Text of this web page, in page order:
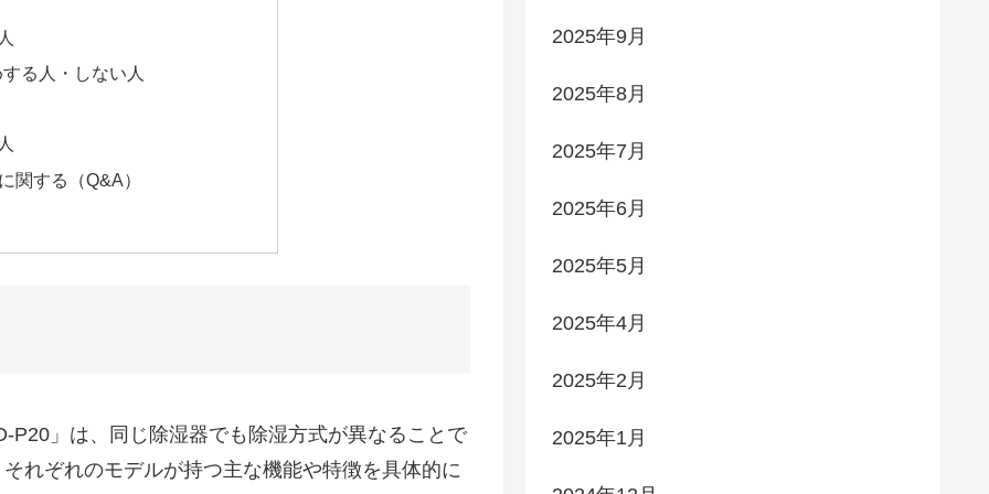
る人・しない人
関する（Q&A）
P20」は、同じ除湿器でも除湿方式が異なることで
れぞれのモデルが持つ主な機能や特徴を具体的に
2025年9月
2025年8月
2025年7月
2025年6月
2025年5月
2025年4月
2025年2月
2025年1月